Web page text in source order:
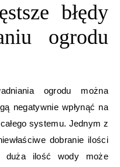
błędy
ogrodu
ogrodu można
negatywnie wpłynąć na
systemu. Jednym z
dobranie ilości
duża ilość wody może